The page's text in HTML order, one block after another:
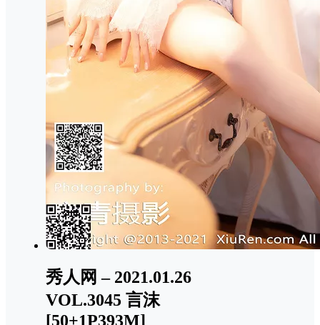
秀人网 – 2021.01.26
VOL.3045 言沫
[50+1P393M]